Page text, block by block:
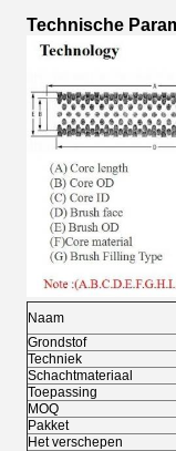
Technische
Naam
Grondstof
Techniek
Schachtmateriaal
Toepassing
MOQ
Pakket
Het verschepen